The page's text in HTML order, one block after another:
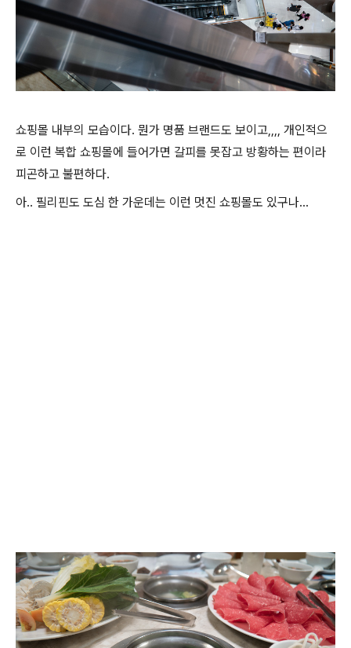
쇼핑몰 내부의 모습이다. 뭔가 명품 브랜드도 보이고,,,, 개인적으
로 이런 복합 쇼핑몰에 들어가면 갈피를 못잡고 방황하는 편이라
피곤하고 불편하다.
아.. 필리핀도 도심 한 가운데는 이런 멋진 쇼핑몰도 있구나...